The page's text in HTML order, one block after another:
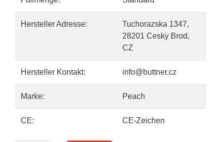
Hersteller Adresse:
Tuchorazska 1347,
28201 Cesky Brod,
CZ
Hersteller Kontakt: info@buttner.cz
Marke: Peach
CE: CE-Zeichen